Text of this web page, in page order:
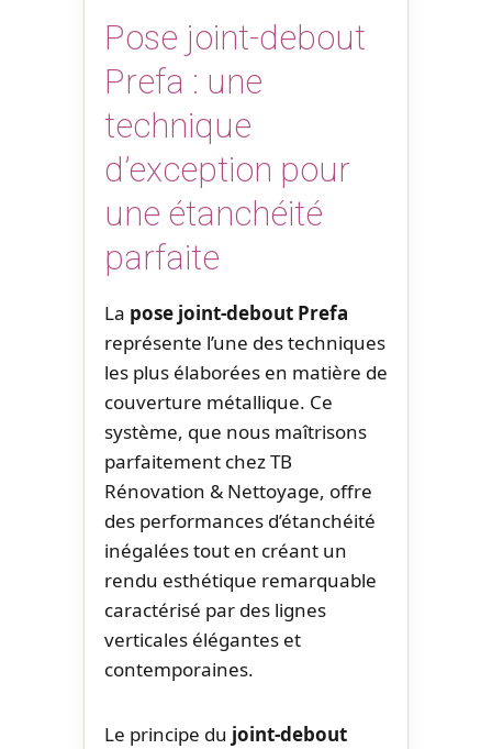
Pose joint-debout
Prefa : une
technique
d’exception pour
une étanchéité
parfaite
La pose joint-debout Prefa
représente l’une des techniques
les plus élaborées en matière de
couverture métallique. Ce
système, que nous maîtrisons
parfaitement chez TB
Rénovation & Nettoyage, offre
des performances d’étanchéité
inégalées tout en créant un
rendu esthétique remarquable
caractérisé par des lignes
verticales élégantes et
contemporaines.
Le principe du joint-debout